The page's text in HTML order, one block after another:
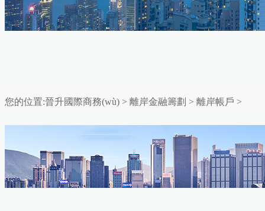
您的位置:晉升國際商務(wù) > 離岸金融籌劃 > 離岸帳戶 >